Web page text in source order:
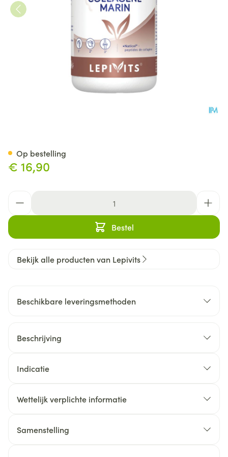
€ 16,90
Bestel
Op bestelling
Bekijk alle producten van Lepivits
Beschikbare leveringsmethoden
Beschrijving
Indicatie
Wettelijk verplichte informatie
Samenstelling